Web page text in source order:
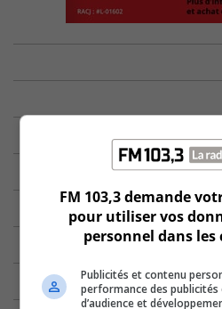
FM 103,3 demande
pour utiliser vos
personnel dans les
Publicités et contenu
performance des
d’audience et